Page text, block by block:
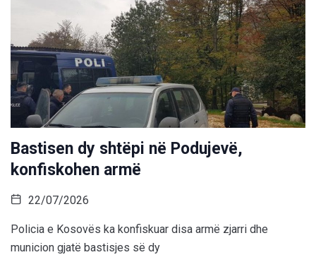
Bastisen dy shtëpi në Podujevë,
konfiskohen armë
22/07/2026
Policia e Kosovës ka konfiskuar disa armë zjarri dhe
municion gjatë bastisjes së dy